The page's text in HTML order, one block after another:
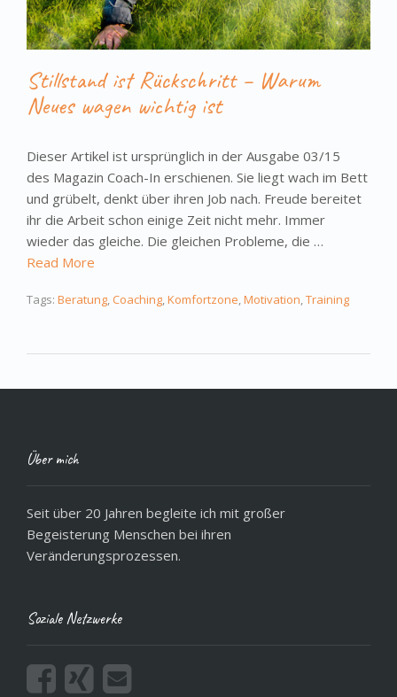
Stillstand ist Rückschritt – Warum
Neues wagen wichtig ist
Dieser Artikel ist ursprünglich in der Ausgabe 03/15
des Magazin Coach-In erschienen. Sie liegt wach im Bett
und grübelt, denkt über ihren Job nach. Freude bereitet
ihr die Arbeit schon einige Zeit nicht mehr. Immer
wieder das gleiche. Die gleichen Probleme, die …
Read More
Tags: Beratung, Coaching,Komfortzone,Motivation,Training
Über mich
Seit über 20 Jahren begleite ich mit großer
Begeisterung Menschen bei ihren
Veränderungsprozessen.
Soziale Netzwerke